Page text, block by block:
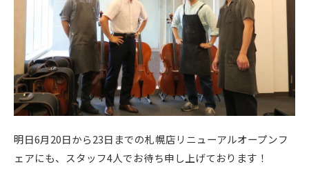
明日6月20日から23日までの札幌店リニューアルオープンフ
ェアにも、スタッフ4人でお待ち申し上げております！